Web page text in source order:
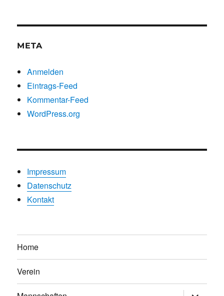
META
Anmelden
Eintrags-Feed
Kommentar-Feed
WordPress.org
Impressum
Datenschutz
Kontakt
Home
Verein